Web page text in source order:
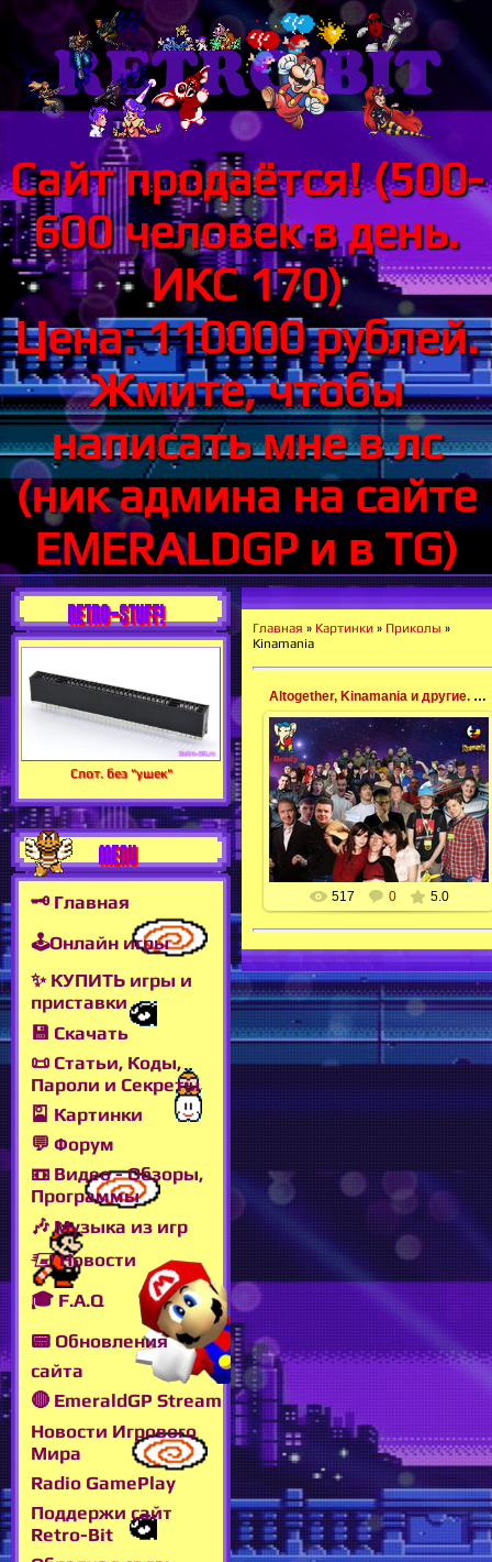
Сайт продаётся! (500-
600 человек в день.
ИКС 170)
Цена: 110000 рублей.
Жмите, чтобы
написать мне в лс
(ник админа на сайте
EMERALDGP и в TG)
RETRO-STUFF!
Слот. без "ушек"
MENU
🗝 Главная
🕹Онлайн игры
✨ КУПИТЬ игры и
приставки
💾 Скачать
📜 Статьи, Коды,
Пароли и Секреты
🎴 Картинки
💬 Форум
📼 Видео - Обзоры,
Программы
🎶 Музыка из игр
🖅 Новости
🎓 F.A.Q
📟 Обновления
сайта
🔴 EmeraldGP Stream
Новости Игрового
Мира
Radio GamePlay
Поддержи сайт
Retro-Bit
Главная » Картинки » Приколы »
Kinamania
Altogether, Kinamania и другие. chervepedia.com
24.05.2021
Altogether, Kinamania и другие.
chervepedia.com
EmeraldGP
517 0 5.0